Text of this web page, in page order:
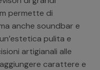
permette di
anche soundbar e
pulita e
artigianali alle
carattere e